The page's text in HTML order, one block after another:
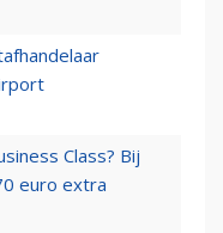
Class? Bij
euro extra